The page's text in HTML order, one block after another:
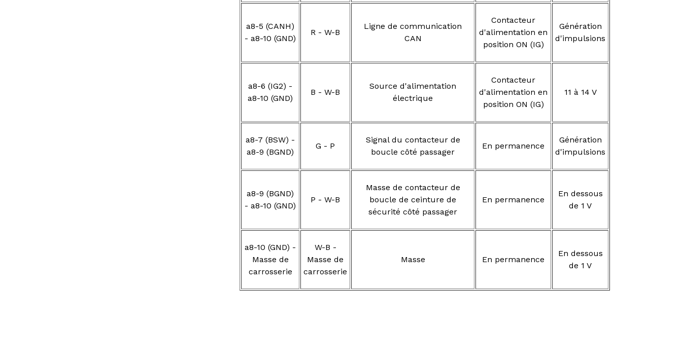
a8-5 (CANH)
- a8-10 (GND)
R - W-B
Ligne de communication
CAN
Contacteur
d'alimentation en
position ON (IG)
Génération
d'impulsions
a8-6 (IG2) -
a8-10 (GND)
B - W-B
Source d'alimentation
électrique
Contacteur
d'alimentation en
position ON (IG)
11 à 14 V
a8-7 (BSW) -
a8-9 (BGND)
G - P
Signal du contacteur de
boucle côté passager
En permanence
Génération
d'impulsions
a8-9 (BGND)
- a8-10 (GND)
P - W-B
Masse de contacteur de
boucle de ceinture de
sécurité côté passager
En permanence
En dessous
de 1 V
a8-10 (GND) -
Masse de
carrosserie
W-B -
Masse de
carrosserie
Masse En permanence
En dessous
de 1 V